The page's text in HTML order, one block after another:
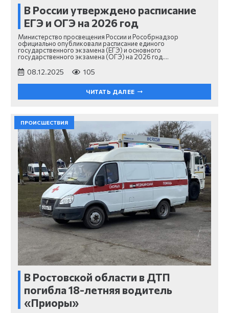
В России утверждено расписание
ЕГЭ и ОГЭ на 2026 год
Министерство просвещения России и Рособрнадзор
официально опубликовали расписание единого
государственного экзамена (ЕГЭ) и основного
государственного экзамена (ОГЭ) на 2026 год.…
08.12.2025 105
ЧИТАТЬ ДАЛЕЕ
ПРОИСШЕСТВИЯ
В Ростовской области в ДТП
погибла 18-летняя водитель
«Приоры»